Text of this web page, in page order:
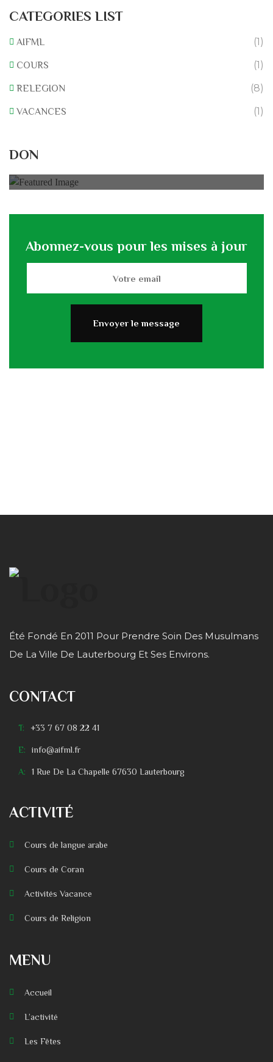
CATEGORIES LIST
AIFML (1)
COURS (1)
RELEGION (8)
VACANCES (1)
DON
0% of
Abonnez-vous pour les mises à jour
Été Fondé En 2011 Pour Prendre Soin Des Musulmans
De La Ville De Lauterbourg Et Ses Environs.
CONTACT
T: +33 7 67 08 22 41
E: info@aifml.fr
A: 1 Rue De La Chapelle 67630 Lauterbourg
ACTIVITÉ
Cours de langue arabe
Cours de Coran
Activités Vacance
Cours de Religion
MENU
Accueil
L’activité
Les Fêtes